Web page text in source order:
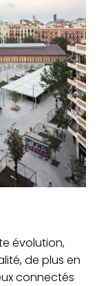
évolution,
de plus en
connectés